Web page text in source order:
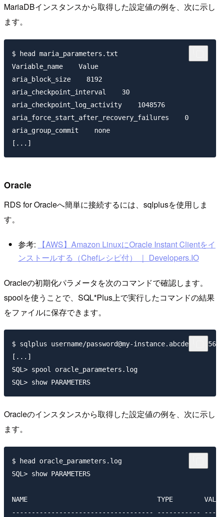
MariaDBインスタンスから取得した設定値の例を、次に示し
ます。
$ head maria_parameters.txt
Variable_name    Value
aria_block_size    8192
aria_checkpoint_interval    30
aria_checkpoint_log_activity    1048576
aria_force_start_after_recovery_failures    0
aria_group_commit    none
Oracle
RDS for Oracleへ簡単に接続するには、sqlplusを使用しま
す。
参考:
【AWS】Amazon LinuxにOracle Instant Clientをイ
ンストールする（Chefレシピ付） ｜ Developers.IO
Oracleの初期化パラメータを次のコマンドで確認します。
spoolを使うことで、SQL*Plus上で実行したコマンドの結果
をファイルに保存できます。
$ sqlplus username/password@my-
[...]
SQL> spool oracle_parameters.log
Oracleのインスタンスから取得した設定値の例を、次に示し
ます。
$ head oracle_parameters.log
SQL> show PARAMETERS
NAME                                 TYPE
------------------------------------ -----------